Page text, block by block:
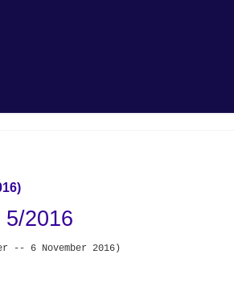
5/2016
-- 6 November 2016)